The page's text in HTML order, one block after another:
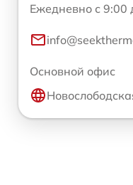
Ежедневно с 9:00
Основной офис